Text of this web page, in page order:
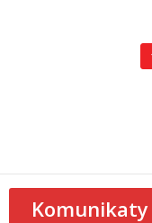
Komunikaty